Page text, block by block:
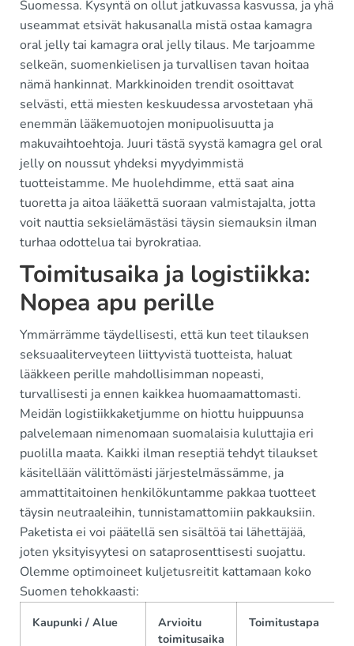
Suomessa. Kysyntä on ollut jatkuvassa kasvussa, ja yhä
useammat etsivät hakusanalla mistä ostaa kamagra
oral jelly tai kamagra oral jelly tilaus. Me tarjoamme
selkeän, suomenkielisen ja turvallisen tavan hoitaa
nämä hankinnat. Markkinoiden trendit osoittavat
selvästi, että miesten keskuudessa arvostetaan yhä
enemmän lääkemuotojen monipuolisuutta ja
makuvaihtoehtoja. Juuri tästä syystä kamagra gel oral
jelly on noussut yhdeksi myydyimmistä
tuotteistamme. Me huolehdimme, että saat aina
tuoretta ja aitoa lääkettä suoraan valmistajalta, jotta
voit nauttia seksielämästäsi täysin siemauksin ilman
turhaa odottelua tai byrokratiaa.
Toimitusaika ja logistiikka:
Nopea apu perille
Ymmärrämme täydellisesti, että kun teet tilauksen
seksuaaliterveyteen liittyvistä tuotteista, haluat
lääkkeen perille mahdollisimman nopeasti,
turvallisesti ja ennen kaikkea huomaamattomasti.
Meidän logistiikkaketjumme on hiottu huippuunsa
palvelemaan nimenomaan suomalaisia kuluttajia eri
puolilla maata. Kaikki ilman reseptiä tehdyt tilaukset
käsitellään välittömästi järjestelmässämme, ja
ammattitaitoinen henkilökuntamme pakkaa tuotteet
täysin neutraaleihin, tunnistamattomiin pakkauksiin.
Paketista ei voi päätellä sen sisältöä tai lähettäjää,
joten yksityisyytesi on sataprosenttisesti suojattu.
Olemme optimoineet kuljetusreitit kattamaan koko
Suomen tehokkaasti:
Kaupunki / Alue
Arvioitu
toimitusaika
Toimitustapa